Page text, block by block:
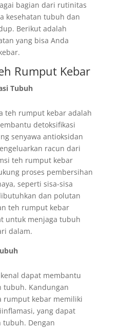
bagian dari rutinitas
kesehatan tubuh dan
Berikut adalah
yang bisa Anda
Rumput Kebar
Tubuh
teh rumput kebar adalah
detoksifikasi
senyawa antioksidan
racun dari
teh rumput kebar
proses pembersihan
seperti sisa-sisa
dan polutan
teh rumput kebar
untuk menjaga tubuh
dalam.
dapat membantu
tubuh. Kandungan
rumput kebar memiliki
yang dapat
tubuh. Dengan